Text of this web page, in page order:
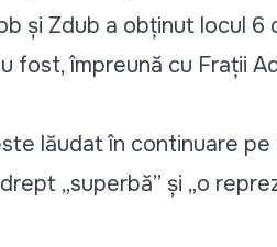
și Zdub a obținut locul 6
fost, împreună cu Frații
lăudat în continuare
„superbă” și „o